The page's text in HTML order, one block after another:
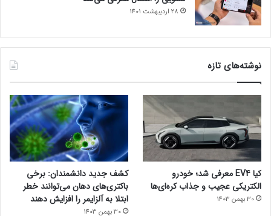
28 اردیبهشت 1401
نوشته‌های تازه
کیا EV4 معرفی شد؛ خودرو
الکتریکی عجیب و جذاب کره‌ای‌ها
30 بهمن 1403
کشف جدید دانشمندان: برخی
باکتری‌های دهان می‌توانند خطر
ابتلا به آلزایمر را افزایش دهند
30 بهمن 1403